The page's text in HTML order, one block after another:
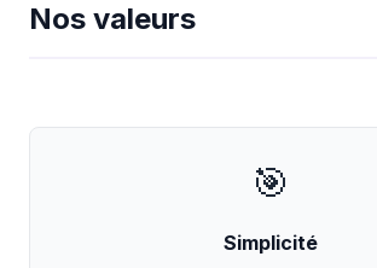
Nos valeurs
🎯
Simplicité